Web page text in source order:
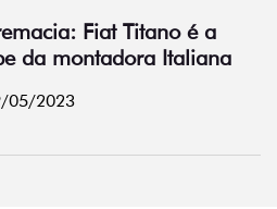
Fiat Titano é a
da montadora Italiana
05/2023